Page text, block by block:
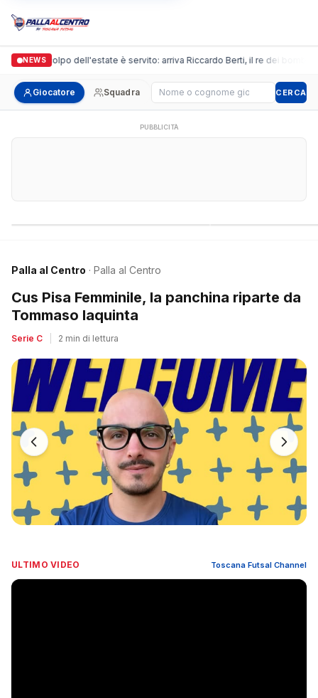
NEWS
il colpo dell'estate è servito: arriva Riccardo Berti, il re dei bomber
Giocatore Squadra Cerca giocatore CERCA
PUBBLICITÀ
Palla al Centro · Palla al Centro
Cus Pisa Femminile, la panchina riparte da
Tommaso Iaquinta
Serie C 2 min di lettura
ULTIMO VIDEO Toscana Futsal Channel